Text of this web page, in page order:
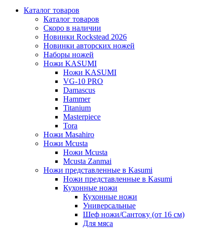
Каталог товаров
Каталог товаров
Скоро в наличии
Новинки Rockstead 2026
Новинки авторских ножей
Наборы ножей
Ножи KASUMI
Ножи KASUMI
VG-10 PRO
Damascus
Hammer
Titanium
Masterpiece
Tora
Ножи Masahiro
Ножи Mcusta
Ножи Mcusta
Mcusta Zanmai
Ножи представленные в Kasumi
Ножи представленные в Kasumi
Кухонные ножи
Кухонные ножи
Универсальные
Шеф ножи/Сантоку (от 16 см)
Для мяса